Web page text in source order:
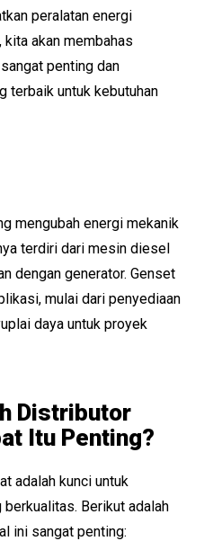
peralatan energi
akan membahas
sangat penting dan
terbaik untuk kebutuhan
mengubah energi mekanik
terdiri dari mesin diesel
dengan generator. Genset
mulai dari penyediaan
daya untuk proyek
Distributor
Itu Penting?
adalah kunci untuk
Berikut adalah
ini sangat penting: